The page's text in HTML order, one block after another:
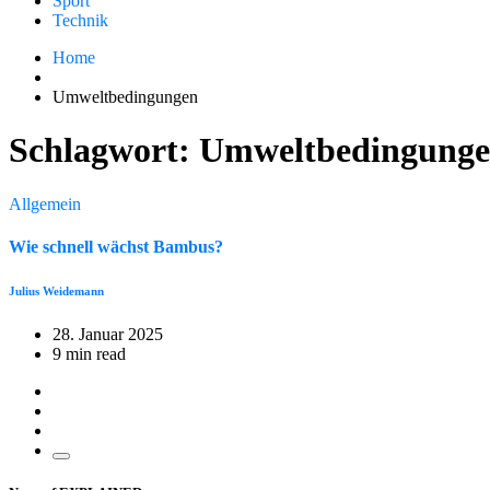
Technik
Home
Umweltbedingungen
Schlagwort:
Allgemein
Wie schnell wächst Bambus?
Julius Weidemann
28. Januar 2025
9 min read